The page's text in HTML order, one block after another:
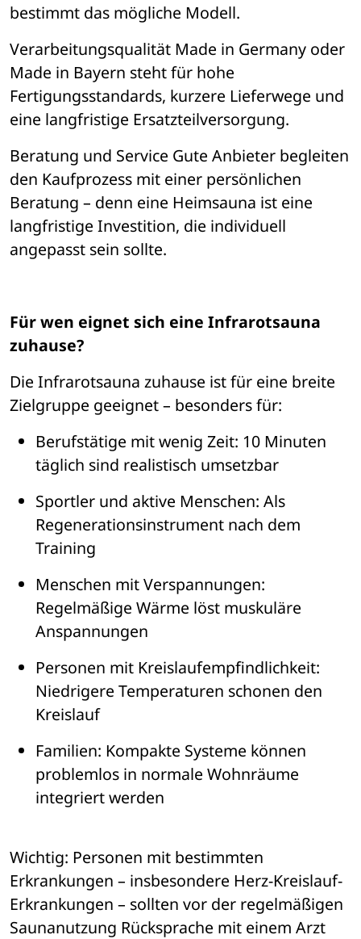
bestimmt das mögliche Modell.
Verarbeitungsqualität Made in Germany oder
Made in Bayern steht für hohe
Fertigungsstandards, kurzere Lieferwege und
eine langfristige Ersatzteilversorgung.
Beratung und Service Gute Anbieter begleiten
den Kaufprozess mit einer persönlichen
Beratung – denn eine Heimsauna ist eine
langfristige Investition, die individuell
angepasst sein sollte.
Für wen eignet sich eine Infrarotsauna
zuhause?
Die Infrarotsauna zuhause ist für eine breite
Zielgruppe geeignet – besonders für:
Berufstätige mit wenig Zeit: 10 Minuten
täglich sind realistisch umsetzbar
Sportler und aktive Menschen: Als
Regenerationsinstrument nach dem
Training
Menschen mit Verspannungen:
Regelmäßige Wärme löst muskuläre
Anspannungen
Personen mit Kreislaufempfindlichkeit:
Niedrigere Temperaturen schonen den
Kreislauf
Familien: Kompakte Systeme können
problemlos in normale Wohnräume
integriert werden
Wichtig: Personen mit bestimmten
Erkrankungen – insbesondere Herz-Kreislauf-
Erkrankungen – sollten vor der regelmäßigen
Saunanutzung Rücksprache mit einem Arzt